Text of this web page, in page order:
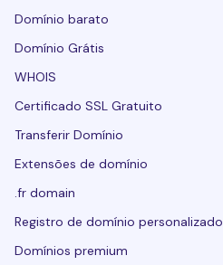
Domínio barato
Domínio Grátis
WHOIS
Certificado SSL Gratuito
Transferir Domínio
Extensões de domínio
.fr domain
Registro de domínio personalizado
Domínios premium